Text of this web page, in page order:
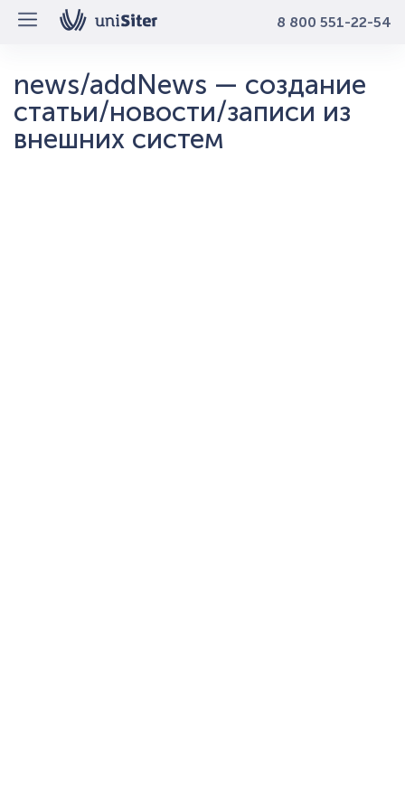
8 800 551-22-54
news/addNews — создание
статьи/новости/записи из
внешних систем